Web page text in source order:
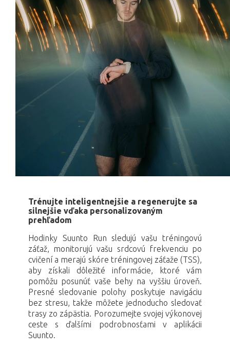
Trénujte inteligentnejšie a regenerujte sa
silnejšie vďaka personalizovaným
prehľadom
Hodinky Suunto Run sledujú vašu tréningovú
záťaž, monitorujú vašu srdcovú frekvenciu po
cvičení a merajú skóre tréningovej záťaže (TSS),
aby získali dôležité informácie, ktoré vám
pomôžu posunúť vaše behy na vyššiu úroveň.
Presné sledovanie polohy poskytuje navigáciu
bez stresu, takže môžete jednoducho sledovať
trasy zo zápästia. Porozumejte svojej výkonovej
ceste s ďalšími podrobnosťami v aplikácii
Suunto.